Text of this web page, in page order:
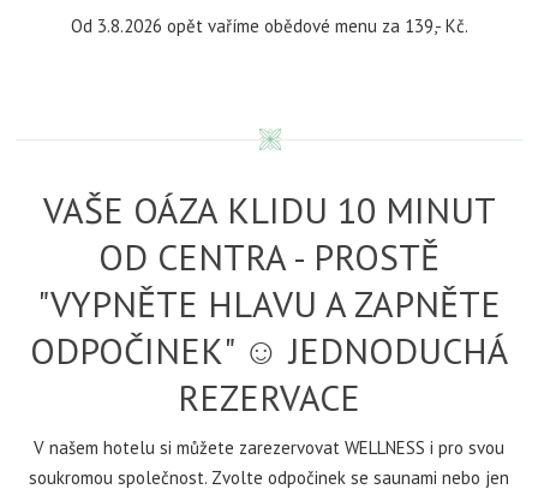
Od 3.8.2026 opět vaříme obědové menu za 139,- Kč.
VAŠE OÁZA KLIDU 10 MINUT
OD CENTRA - PROSTĚ
"VYPNĚTE HLAVU A ZAPNĚTE
ODPOČINEK" ☺ JEDNODUCHÁ
REZERVACE
V našem hotelu si můžete zarezervovat WELLNESS i pro svou
soukromou společnost. Zvolte odpočinek se saunami nebo jen